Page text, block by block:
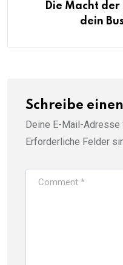
Die Macht
dein
Schreibe
Deine E-Mail-
Erforderliche Felder